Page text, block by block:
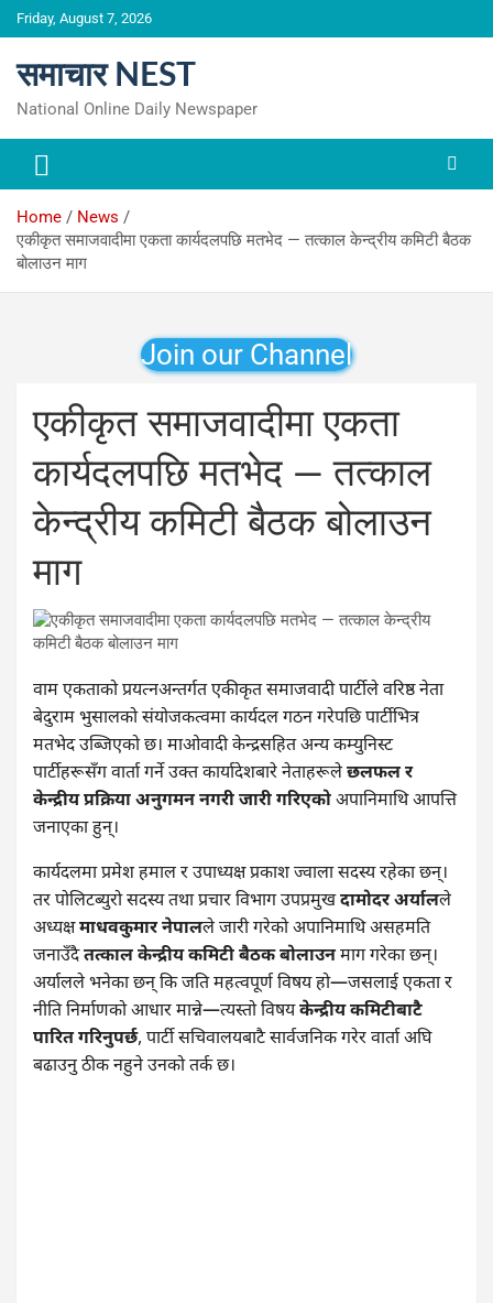
Skip
to
Friday, August 7, 2026
समाचार NEST
National Online Daily Newspaper
Home
News
एकीकृत समाजवादीमा एकता कार्यदलपछि मतभेद — तत्काल केन्द्रीय कमिटी बैठक
बोलाउन माग
Join our Channel
एकीकृत समाजवादीमा एकता
कार्यदलपछि मतभेद — तत्काल
केन्द्रीय कमिटी बैठक बोलाउन
माग
वाम एकताको प्रयत्नअन्तर्गत एकीकृत समाजवादी पार्टीले वरिष्ठ नेता
बेदुराम भुसालको संयोजकत्वमा कार्यदल गठन गरेपछि पार्टीभित्र
मतभेद उब्जिएको छ। माओवादी केन्द्रसहित अन्य कम्युनिस्ट
पार्टीहरूसँग वार्ता गर्ने उक्त कार्यादेशबारे नेताहरूलेछलफल र
केन्द्रीय प्रक्रिया अनुगमन नगरी जारी गरिएकोअपानिमाथि आपत्ति
जनाएका हुन्।
कार्यदलमा प्रमेश हमाल र उपाध्यक्ष प्रकाश ज्वाला सदस्य रहेका छन्।
तर पोलिटब्युरो सदस्य तथा प्रचार विभाग उपप्रमुखदामोदर अर्यालले
अध्यक्षमाधवकुमार नेपालले जारी गरेको अपानिमाथि असहमति
जनाउँदैतत्काल केन्द्रीय कमिटी बैठक बोलाउनमाग गरेका छन्।
अर्यालले भनेका छन् कि जति महत्वपूर्ण विषय हो—जसलाई एकता र
नीति निर्माणको आधार मान्ने—त्यस्तो विषयकेन्द्रीय कमिटीबाटै
पारित गरिनुपर्छ, पार्टी सचिवालयबाटै सार्वजनिक गरेर वार्ता अघि
बढाउनु ठीक नहुने उनको तर्क छ।